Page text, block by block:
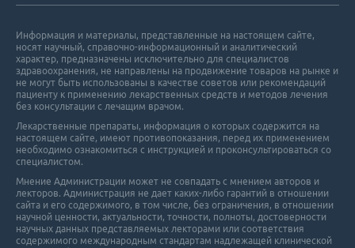
Информация и материалы, представленные на настоящем сайте,
носят научный, справочно-информационный и аналитический
характер, предназначены исключительно для специалистов
здравоохранения, не направлены на продвижение товаров на рынке и
не могут быть использованы в качестве советов или рекомендаций
пациенту к применению лекарственных средств и методов лечения
без консультации с лечащим врачом.
Лекарственные препараты, информация о которых содержится на
настоящем сайте, имеют противопоказания, перед их применением
необходимо ознакомиться с инструкцией и проконсультироваться со
специалистом.
Мнение Администрации может не совпадать с мнением авторов и
лекторов. Администрация не дает каких-либо гарантий в отношении
cайта и его cодержимого, в том числе, без ограничения, в отношении
научной ценности, актуальности, точности, полноты, достоверности
научных данных представляемых лекторами или соответствия
содержимого международным стандартам надлежащей клинической